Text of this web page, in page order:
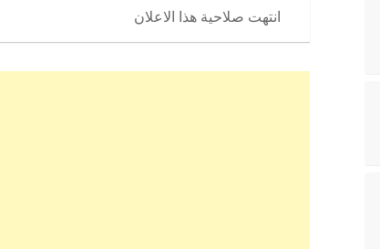
انتهت صلاحية هذا الاعلان